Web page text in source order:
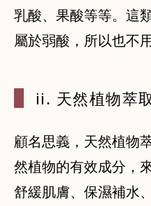
乳酸、果酸等等。這
屬於弱酸，所以也不
ii. 天然植物萃
顧名思義，天然植物
然植物的有效成分，
舒緩肌膚、保濕補水